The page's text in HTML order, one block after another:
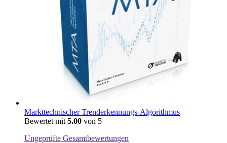
Markttechnischer Trenderkennungs-Algorithmus
Bewertet mit 5.00 von 5
Ungeprüfte Gesamtbewertungen